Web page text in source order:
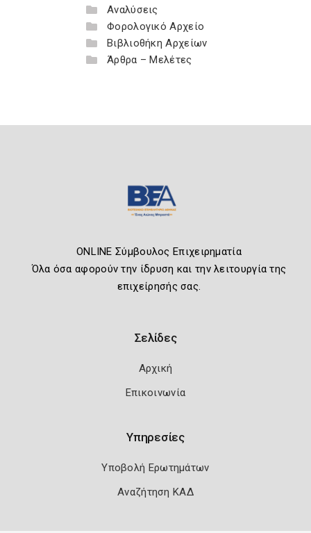
Αναλύσεις
Φορολογικό Αρχείο
Βιβλιοθήκη Αρχείων
Άρθρα – Μελέτες
ONLINE Σύμβουλος Επιχειρηματία
Όλα όσα αφορούν την ίδρυση και την λειτουργία της
επιχείρησής σας.
Σελίδες
Αρχική
Επικοινωνία
Υπηρεσίες
Υποβολή Ερωτημάτων
Αναζήτηση ΚΑΔ